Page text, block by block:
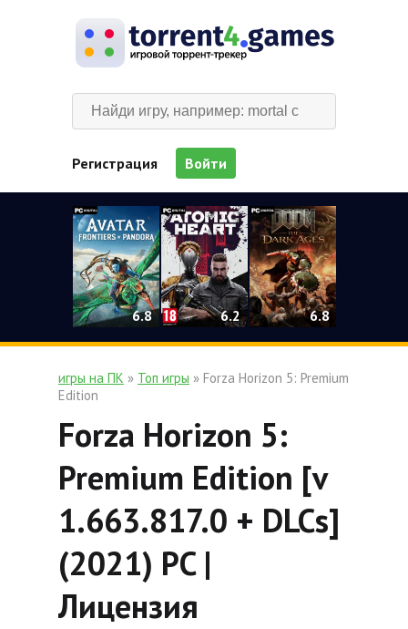
Регистрация Войти
6.8 6.2 6.8
игры на ПК » Топ игры » Forza Horizon 5: Premium
Edition
Forza Horizon 5:
Premium Edition [v
1.663.817.0 + DLCs]
(2021) PC |
Лицензия